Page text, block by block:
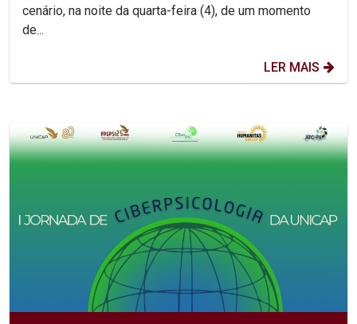
cenário, na noite da quarta-feira (4), de um momento
de...
LER MAIS